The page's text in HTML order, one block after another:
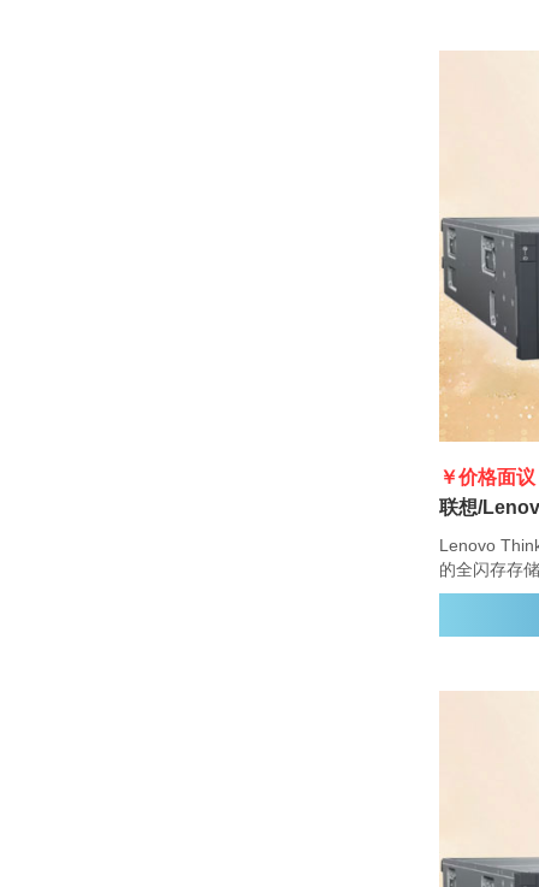
￥价格面议
Lenovo
的全闪存存
便性、容量
功能，具有